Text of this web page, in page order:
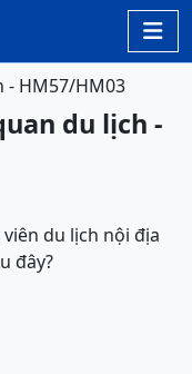

- HM57/HM03
du lịch -
du lịch nội địa
đây?